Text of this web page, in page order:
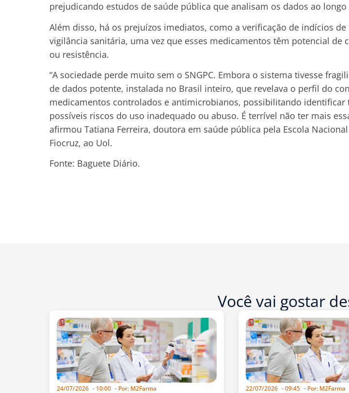
prejudicando estudos de saúde pública que analisam os dados ao
Além disso, há os prejuízos imediatos, como a verificação de indícios
vigilância sanitária, uma vez que esses medicamentos têm potencial de
ou resistência.
“A sociedade perde muito sem o SNGPC. Embora o sistema tivesse
de dados potente, instalada no Brasil inteiro, que revelava o perfil do
medicamentos controlados e antimicrobianos, possibilitando identificar
possíveis riscos do uso inadequado ou abuso. É terrível não ter mais
afirmou Tatiana Ferreira, doutora em saúde pública pela Escola
Fiocruz, ao Uol.
Fonte: Baguete Diário.
Você vai gostar
24/07/2026 - 10:00 - Por: M2Farma 22/07/2026 -09:45 - Por: M2Farma